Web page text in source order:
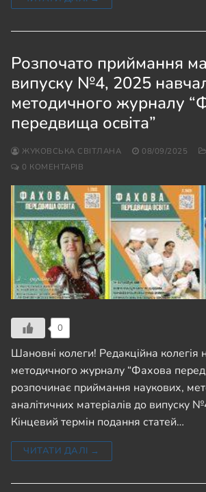
Розпочато приймання
випуску №4, 2025
методичного журналу
передвища освіта”
ЖУКОВСЬКА СВІТЛАНА 08/09/2025
0 КОМЕНТАРІВ
0
Шановні колеги! Редакційна колегія
методичного журналу “Фахова
розпочинає приймання наукових,
аналітичних матеріалів до випуску
Кінцевий термін подання статей…
ЧИТАТИ ДАЛІ →